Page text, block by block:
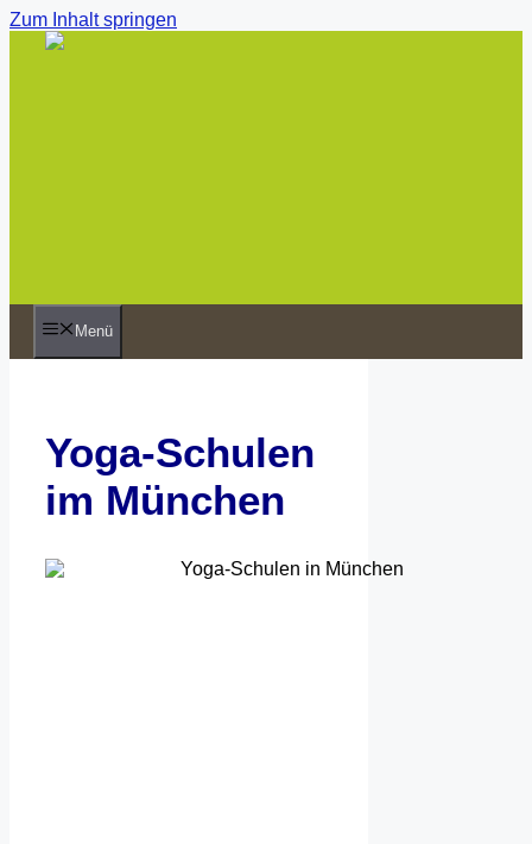
Zum Inhalt springen
Menü
Yoga-Schulen
im München